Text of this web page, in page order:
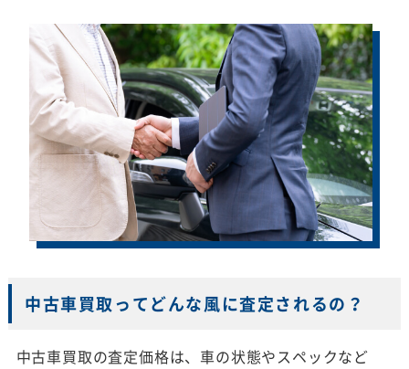
中古車買取ってどんな風に査定されるの？
中古車買取の査定価格は、車の状態やスペックなど